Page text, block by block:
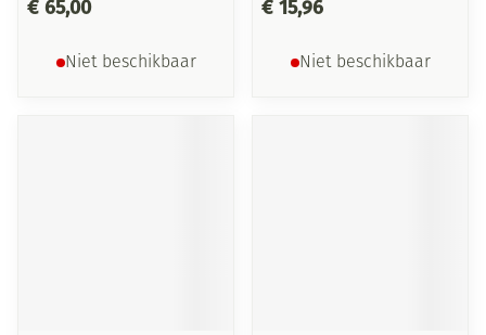
€ 65,00
Niet beschikbaar
€ 15,96
Niet beschikbaar